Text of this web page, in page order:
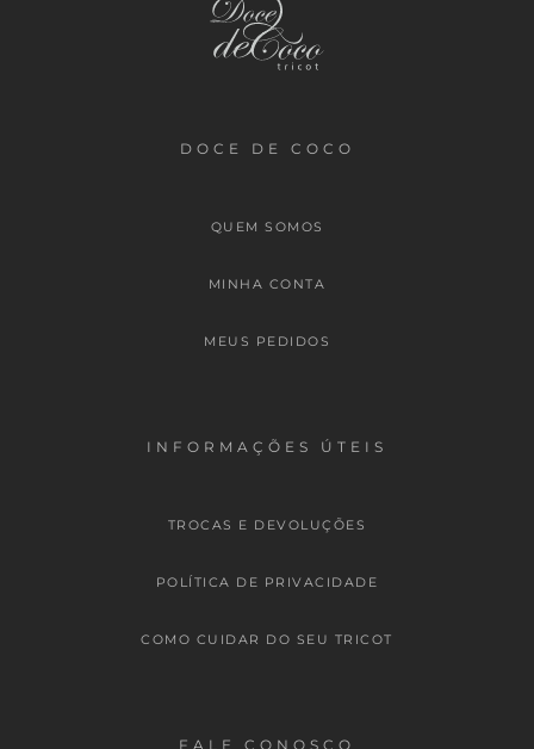
DOCE DE COCO
QUEM SOMOS
MINHA CONTA
MEUS PEDIDOS
INFORMAÇÕES ÚTEIS
TROCAS E DEVOLUÇÕES
POLÍTICA DE PRIVACIDADE
COMO CUIDAR DO SEU TRICOT
FALE CONOSCO